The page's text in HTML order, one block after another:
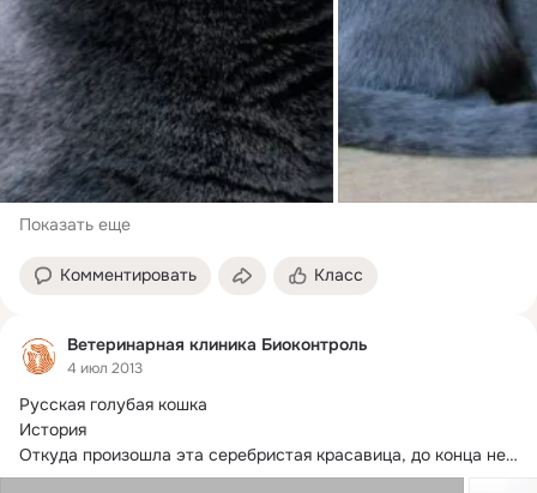
Показать еще
Комментировать Класс
Ветеринарная клиника Биоконтроль
4 июл 2013
Русская голубая кошка
История
Откуда произошла эта серебристая красавица, до конца не
выяснено. Считается, что русская голубая выведена...